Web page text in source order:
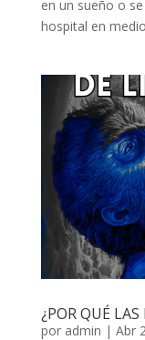
en un sueño o
hospital en
¿POR QUÉ
por admin | Abr